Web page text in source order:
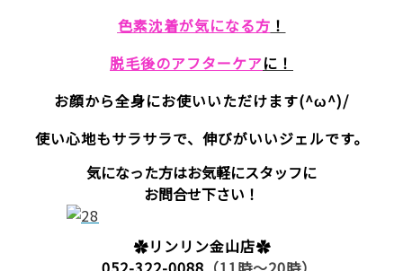
色素沈着が気になる方 ！
脱毛後のアフターケアに！
お顔から全身にお使いいただけます(^ω^)/
使い心地もサラサラで、伸びがいいジェルです。
気になった方はお気軽にスタッフに
お問合せ下さい！
✿リンリン金山店✿